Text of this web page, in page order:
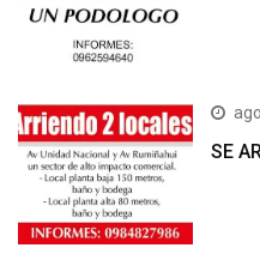
SE